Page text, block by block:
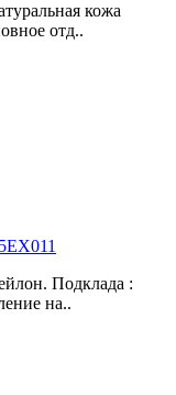
кожа
отд..
Подклада :
на..